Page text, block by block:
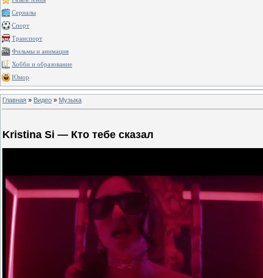
Сериалы
Спорт
Транспорт
Фильмы и анимация
Хобби и образование
Юмор
Главная » Видео » Музыка
Kristina Si — Кто тебе сказал